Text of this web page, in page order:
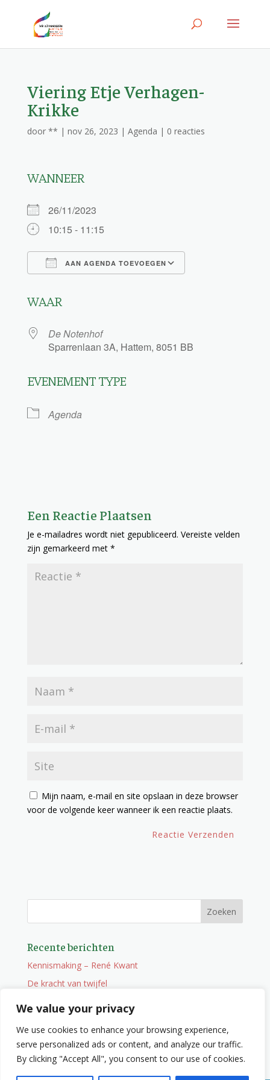
We value your privacy
We use cookies to enhance your browsing experience,
serve personalized ads or content, and analyze our traffic.
By clicking "Accept All", you consent to our use of cookies.
Viering Etje Verhagen-
Krikke
door ** | nov 26, 2023 | Agenda | 0 reacties
WANNEER
26/11/2023
10:15 - 11:15
AAN AGENDA TOEVOEGEN
WAAR
De Notenhof
Sparrenlaan 3A, Hattem, 8051 BB
EVENEMENT TYPE
Agenda
Een Reactie Plaatsen
Je e-mailadres wordt niet gepubliceerd. Vereiste velden
zijn gemarkeerd met *
Mijn naam, e-mail en site opslaan in deze browser
voor de volgende keer wanneer ik een reactie plaats.
Recente berichten
Kennismaking – René Kwant
De kracht van twijfel
Onderweg
Wat je niet zocht maar wel vindt